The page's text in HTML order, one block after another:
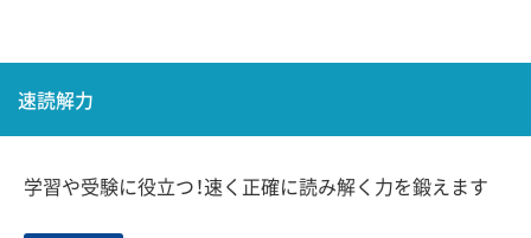
速読解力
学習や受験に役立つ！速く正確に読み解く力を鍛えます